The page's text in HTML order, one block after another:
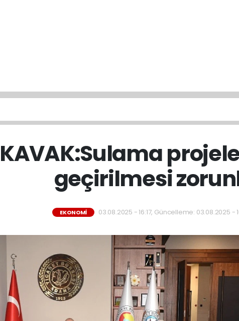
KAVAK:Sulama
geçirilmesi
EKONOMİ 03.08.2025 - 16:17, Güncelleme: 03.08.2025 -